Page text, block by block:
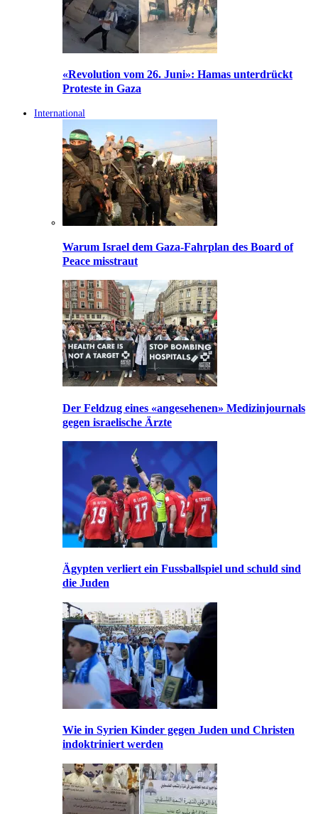
«Revolution vom 26. Juni»: Hamas unterdrückt
Proteste in Gaza
International
Warum Israel dem Gaza-Fahrplan des Board of
Peace misstraut
Der Feldzug eines «angesehenen» Medizinjournals
gegen israelische Ärzte
Ägypten verliert ein Fussballspiel und schuld sind
die Juden
Wie in Syrien Kinder gegen Juden und Christen
indoktriniert werden